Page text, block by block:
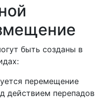
быть созданы в
перемещение
действием перепадов